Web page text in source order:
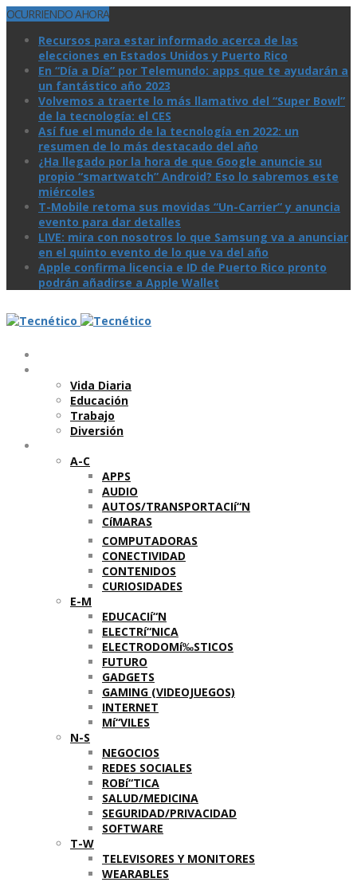
OCURRIENDO AHORA
Recursos para estar informado acerca de las
elecciones en Estados Unidos y Puerto Rico
En “Día a Día” por Telemundo: apps que te ayudarán a
un fantástico año 2023
Volvemos a traerte lo más llamativo del “Super Bowl”
de la tecnologí­a: el CES
Así­ fue el mundo de la tecnologí­a en 2022: un
resumen de lo más destacado del año
¿Ha llegado por la hora de que Google anuncie su
propio “smartwatch” Android? Eso lo sabremos este
miércoles
T-Mobile retoma sus movidas “Un-Carrier” y anuncia
evento para dar detalles
LIVE: mira con nosotros lo que Samsung va a anunciar
en el quinto evento de lo que va del año
Apple confirma licencia e ID de Puerto Rico pronto
podrán añadirse a Apple Wallet
Vida Diaria
Educación
Trabajo
Diversión
A-C
APPS
AUDIO
AUTOS/TRANSPORTACIí“N
CíMARAS
COMPUTADORAS
CONECTIVIDAD
CONTENIDOS
CURIOSIDADES
E-M
EDUCACIí“N
ELECTRí“NICA
ELECTRODOMí‰STICOS
FUTURO
GADGETS
GAMING (VIDEOJUEGOS)
INTERNET
Mí“VILES
N-S
NEGOCIOS
REDES SOCIALES
ROBí“TICA
SALUD/MEDICINA
SEGURIDAD/PRIVACIDAD
SOFTWARE
T-W
TELEVISORES Y MONITORES
WEARABLES